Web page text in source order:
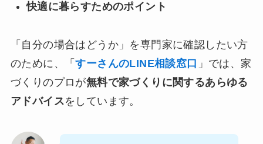
快適に暮らすためのポイント
「自分の場合はどうか」を専門家に確認したい方
のために、「すーさんのLINE相談窓口 」では、家
づくりのプロが無料で家づくりに関するあらゆる
アドバイスをしています。